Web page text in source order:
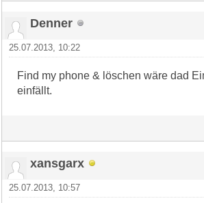
Denner
25.07.2013, 10:22
Find my phone & löschen wäre dad
einfällt.
xansgarx
25.07.2013, 10:57